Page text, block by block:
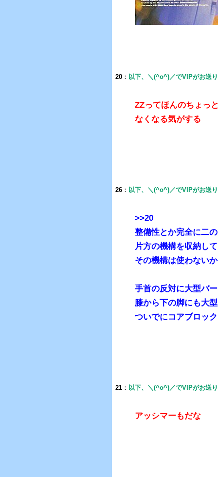
20 ： 以下、＼(^o^)／でVIPがお送
ZZってほんのちょっ
なくなる気がする
26 ： 以下、＼(^o^)／でVIPがお送
>>20
整備性とか完全に二
片方の機構を収納し
その機構は使わない
手首の反対に大型バ
膝から下の脚にも大
ついでにコアブロッ
21 ： 以下、＼(^o^)／でVIPがお送
アッシマーもだな